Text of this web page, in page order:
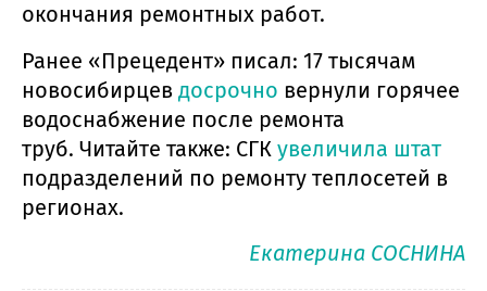
окончания ремонтных работ.
Ранее «Прецедент» писал: 17 тысячам
новосибирцев досрочно вернули горячее
водоснабжение после ремонта
труб. Читайте также: СГК увеличила штат
подразделений по ремонту теплосетей в
регионах.
Екатерина СОСНИНА